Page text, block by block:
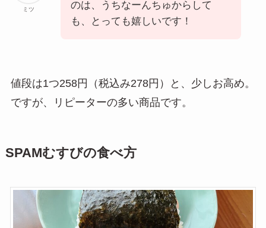
ミツ
のは、うちなーんちゅからして
も、とっても嬉しいです！
値段は1つ258円（税込み278円）と、少しお高め。
ですが、リピーターの多い商品です。
SPAMむすびの食べ方